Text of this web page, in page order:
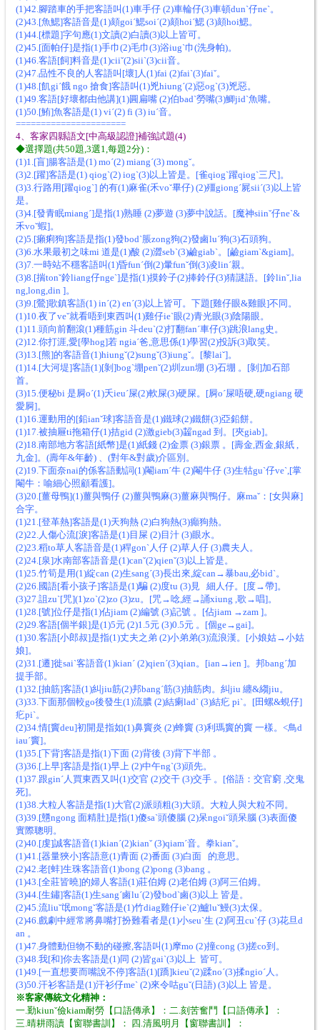
(1)42.腳踏車的手把客語叫(1)車手仔 (2)車輪仔(3)車頓dunˋ仔neˋ。
(2)43.[魚鰓]客語音是(1)頦goiˊ鰓soiˊ(2)頦hoiˊ鰓 (3)頦hoi鰓。
(1)44.[標題]字句應(1)文讀(2)白讀(3)以上皆可。
(2)45.[面帕仔]是指(1)手巾(2)毛巾(3)浴iugˋ巾(洗身帕)。
(1)46.客語[飼]料音是(1)ciiˇ(2)siiˋ(3)cii音。
(2)47.品性不良的人客語叫[壞]人(1)fai (2)faiˋ(3)faiˇ。
(1)48.[飢giˊ餓 ngo 搶食]客語叫(1)兇hiungˊ(2)惡ogˋ(3)兇惡。
(1)49.客語[好壞都由他講](1)圓扁嘴 (2)伯badˋ勞嘴(3)鯽jidˋ魚嘴。
(1)50.[鮪]魚客語是(1) viˊ(2) fi (3) iuˊ音。
======================
4、客家四縣語文[中高級認證]補強試題(4)
◆選擇題(共50題,3選1,每題2分)：
(1)1.[盲]腸客語是(1) moˊ(2) miangˊ(3) mongˇ。
(3)2.[躍]客語是(1) qiogˋ(2) iogˋ(3)以上皆是。[雀qiogˋ躍qiogˋ三尺]。
(3)3.行路用[躍qiogˋ] 的有(1)麻雀(禾voˇ畢仔) (2)殭giongˊ屍siiˊ(3)以上皆
是。
(3)4.[發青眠miangˊ]是指(1)熟睡 (2)夢遊 (3)夢中說話。[魔神siinˇ仔neˋ&
禾voˇ蝦]。
(2)5.[癩痢狗]客語是指(1)發bodˋ脹zong狗(2)發鹵luˊ狗(3)石頭狗。
(3)6.水果最初之味mi 道是(1)酸 (2)澀sebˋ(3)鹼giabˋ。[鹼giamˋ&giam]。
(3)7.一時站不穩客語叫(1)昏funˊ倒(2)暈funˇ倒(3)凌linˊ親。
(3)8.[揣tonˇ鈴liang仔ngeˋ]是指(1)摸鈴子(2)捧鈴仔(3)猜謎語。[鈴linˇ,lia
ng,long,din ]。
(3)9.[鶯]歌鎮客語(1) inˊ(2) enˊ(3)以上皆可。下題[雞仔眼&雞眼]不同。
(1)10.夜了veˇ就看唔到東西叫(1)雞仔ieˋ眼(2)青光眼(3)陰陽眼。
(1)11.頭向前翻滾(1)種筋gin 斗deuˋ(2)打翻fanˊ車仔(3)跳浪lang史。
(2)12.你打涯,愛[學hog]若 ngiaˊ爸,意思係(1)學習(2)投訴(3)取笑。
(3)13.[熊]的客語音(1)hiungˇ(2)sungˇ(3)iungˇ。[黎laiˇ]。
(1)14.[大河堤]客語(1)[剝]bogˋ堋penˇ(2)圳zun堋 (3)石堋 。[剝]加石部
首。
(3)15.便秘bi 是屙oˊ(1)夭ieuˊ屎(2)軟屎(3)硬屎。[屙oˊ屎唔硬,硬ngiang 硬
愛屙]。
(1)16.運動用的[鉛ianˇ球]客語音是(1)鐵球(2)鐵餅(3)亞鉛餅。
(1)17.被抽屜ti拖箱仔(1)拮gid (2)激gieb(3)齧ngad 到。[夾giab]。
(2)18.南部地方客語[紙幣]是(1)紙錢 (2)金票 (3)銀票 。[壽金,西金,銀紙 ,
九金]。(壽年&年齡) 、(對年&對歲)介區別。
(2)19.下面奈nai的係客語動詞(1)閹iamˊ牛 (2)閹牛仔 (3)生牯guˋ仔veˋ,[掌
閹牛：喻細心照顧看護]。
(3)20.[薑母鴨](1)薑與鴨仔 (2)薑與鴨麻(3)薑麻與鴨仔。麻maˇ：[女與麻]
合字。
(1)21.[登革熱]客語是(1)天狗熱 (2)白狗熱(3)癲狗熱。
(2)22.人傷心流[淚]客語是(1)目屎 (2)目汁 (3)眼水。
(2)23.稻to草人客語音是(1)稈gonˋ人仔 (2)草人仔 (3)農夫人。
(2)24.[泉]水南部客語音是(1)canˇ(2)qienˇ(3)以上皆是。
(1)25.竹筍是用(1)綻can (2)生sangˊ(3)長出來,綻can→暴bau,必bidˋ。
(2)26.國語[看小孩子]客語是(1)騙 (2)度tu (3)見 細人仔。[度→帶]。
(3)27.詛zuˋ[咒](1)zoˋ(2)zo (3)zu。[咒→唸,經→誦xiung ,歌→唱]。
(1)28.[號]位仔是指(1)佔jiam (2)編號 (3)記號 。[佔jiam →zam ]。
(2)29.客語[個半銀]是(1)5元 (2)1.5元 (3)0.5元 。[個ge→gai]。
(1)30.客語[小郎叔]是指(1)丈夫之弟 (2)小弟弟(3)流浪漢。[小娘姑→小姑
娘]。
(2)31.[遷]徙saiˋ客語音(1)kianˊ (2)qienˊ(3)qian。[ian→ien ]。邦bangˊ加
提手部。
(1)32.[抽筋]客語(1)糾jiu筋(2)邦bangˊ筋(3)抽筋肉。糾jiu 纏&縐jiu。
(3)33.下面那個較go後發生(1)流膿 (2)結瘌ladˋ (3)結疕 piˋ。[田螺&蜆仔]
疕piˋ。
(2)34.情[竇deu]初開是指如(1)鼻竇炎 (2)蜂竇 (3)利瑪竇的竇 一樣。<鳥d
iauˊ竇]。
(1)35.[下背]客語是指(1)下面 (2)背後 (3)背下半部 。
(3)36.[上早]客語是指(1)早上 (2)中午ngˋ(3)頭先。
(1)37.跟ginˊ人買東西又叫(1)交官 (2)交干 (3)交手 。[俗語：交官窮 ,交鬼
死]。
(1)38.大粒人客語是指(1)大官(2)派頭粗(3)大頭。大粒人與大粒不同。
(3)39.[戇ngong 面精肚]是指(1)傻saˋ頭傻腦 (2)呆ngoiˇ頭呆腦 (3)表面傻
實際聰明。
(2)40.[虔]誠客語音(1)kianˊ(2)kianˇ (3)qiamˊ音。拳kianˇ。
(1)41.[器量狹小]客語意(1)青面 (2)番面 (3)白面 的意思。
(2)42.老[蚌]生珠客語音(1)bong (2)pong (3)bang 。
(1)43.[全莊皆曉]的婦人客語(1)莊伯姆 (2)老伯姆 (3)阿三伯姆。
(3)44.[生鏽]客語(1)生sangˊ鹵luˊ(2)發bodˋ鹵(3)以上 皆是。
(2)45.流liuˇ氓mongˇ客語是(1)竹diag雞仔ieˋ(2)鱸luˇ鰻(3)太保。
(2)46.戲劇中經常將鼻嘴打扮難看者是(1)小seuˋ生 (2)阿丑cuˋ仔 (3)花旦d
an 。
(1)47.身體動但物不動的碰擦,客語叫(1)摩mo (2)撞cong (3)搓co到。
(3)48.我[和]你去客語是(1)同 (2)皆gaiˋ(3)以上 皆可。
(1)49.[一直想要而嘴說不停]客語(1)[蹻]kieuˇ(2)蹂noˊ(3)揉ngioˊ人。
(3)50.汗衫客語是(1)汗衫仔meˋ (2)來令咕guˇ(日語) (3)以上 皆是。
※客家傳統文化精神：
一.勤kiunˇ儉kiam耐勞【口語傳承】：二.刻苦奮鬥【口語傳承】：
三.晴耕雨讀【窗聯書訓】： 四.清風明月【窗聯書訓】：